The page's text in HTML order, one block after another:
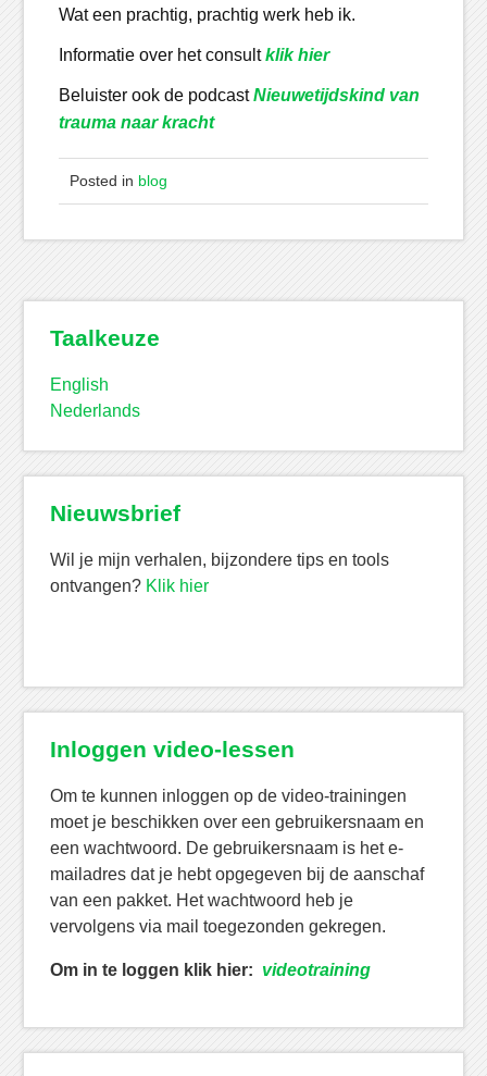
Wat een prachtig, prachtig werk heb ik.
Informatie over het consultklik hier
Beluister ook de podcastNieuwetijdskind van
trauma naar kracht
Posted in blog
Taalkeuze
English
Nederlands
Nieuwsbrief
Wil je mijn verhalen, bijzondere tips en tools
ontvangen? Klik hier
Inloggen video-lessen
Om te kunnen inloggen op de video-trainingen
moet je beschikken over een gebruikersnaam en
een wachtwoord. De gebruikersnaam is het e-
mailadres dat je hebt opgegeven bij de aanschaf
van een pakket. Het wachtwoord heb je
vervolgens via mail toegezonden gekregen.
Om in te loggen klik hier: videotraining